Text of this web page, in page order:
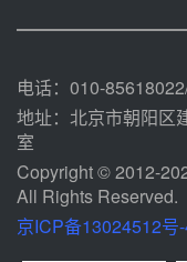
电话：010-
地址：北京市朝阳区
室
Copyright © 2012-
All Rights Reserved.
京ICP备13024512号